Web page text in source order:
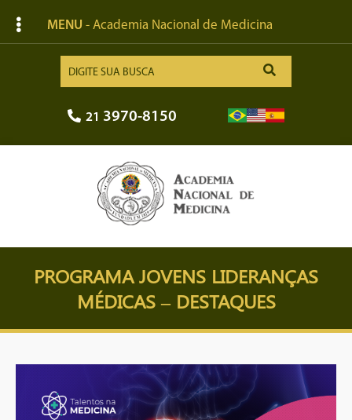
MENU - Academia Nacional de Medicina
21 3970-8150
PROGRAMA JOVENS LIDERANÇAS
MÉDICAS – DESTAQUES